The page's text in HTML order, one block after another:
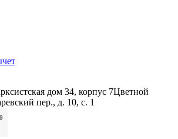
дом 34, корпус 7Цветной
пер., д. 10, с. 1